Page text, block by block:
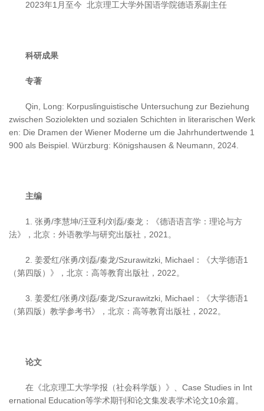
2023年1月至今 北京理工大学外国语学院德语系副主任
科研成果
专著
Qin, Long: Korpuslinguistische Untersuchung zur Beziehung
zwischen Soziolekten und sozialen Schichten in literarischen Werk
en: Die Dramen der Wiener Moderne um die Jahrhundertwende 1
900 als Beispiel. Würzburg: Königshausen & Neumann, 2024.
主编
1. 张勇/李慧坤/汪亚利/刘磊/秦龙：《德语语言学：理论与方
法》，北京：外语教学与研究出版社，2021。
2. 姜爱红/张勇/刘磊/秦龙/Szurawitzki, Michael：《大学德语1
（第四版）》，北京：高等教育出版社，2022。
3. 姜爱红/张勇/刘磊/秦龙/Szurawitzki, Michael：《大学德语1
（第四版）教学参考书》，北京：高等教育出版社，2022。
论文
在《北京理工大学学报（社会科学版）》、Case Studies in Int
ernational Education等学术期刊和论文集发表学术论文10余篇。